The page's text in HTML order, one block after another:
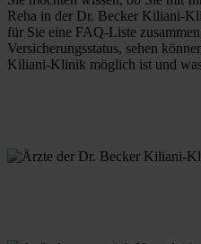
Reha in der Dr. Becker Kiliani-
für Sie eine FAQ-Liste
Versicherungsstatus, sehen
Kiliani-Klinik möglich ist und